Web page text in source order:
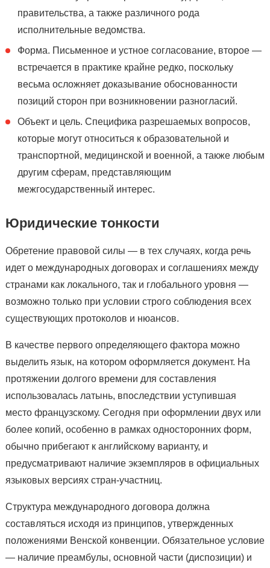
правительства, а также различного рода
исполнительные ведомства.
Форма. Письменное и устное согласование, второе —
встречается в практике крайне редко, поскольку
весьма осложняет доказывание обоснованности
позиций сторон при возникновении разногласий.
Объект и цель. Специфика разрешаемых вопросов,
которые могут относиться к образовательной и
транспортной, медицинской и военной, а также любым
другим сферам, представляющим
межгосударственный интерес.
Юридические тонкости
Обретение правовой силы — в тех случаях, когда речь
идет о международных договорах и соглашениях между
странами как локального, так и глобального уровня —
возможно только при условии строго соблюдения всех
существующих протоколов и нюансов.
В качестве первого определяющего фактора можно
выделить язык, на котором оформляется документ. На
протяжении долгого времени для составления
использовалась латынь, впоследствии уступившая
место французскому. Сегодня при оформлении двух или
более копий, особенно в рамках односторонних форм,
обычно прибегают к английскому варианту, и
предусматривают наличие экземпляров в официальных
языковых версиях стран-участниц.
Структура международного договора должна
составляться исходя из принципов, утвержденных
положениями Венской конвенции. Обязательное условие
— наличие преамбулы, основной части (диспозиции) и